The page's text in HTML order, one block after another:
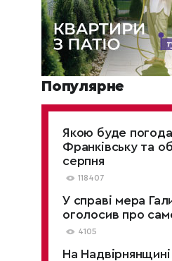
Популярне
Якою буде погода
Франківську та
серпня
118407
У справі мера
оголосив про
4105
На